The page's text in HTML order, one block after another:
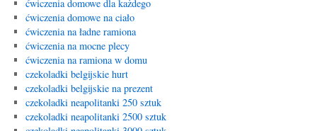
ćwiczenia domowe dla każdego
ćwiczenia domowe na ciało
ćwiczenia na ładne ramiona
ćwiczenia na mocne plecy
ćwiczenia na ramiona w domu
czekoladki belgijskie hurt
czekoladki belgijskie na prezent
czekoladki neapolitanki 250 sztuk
czekoladki neapolitanki 2500 sztuk